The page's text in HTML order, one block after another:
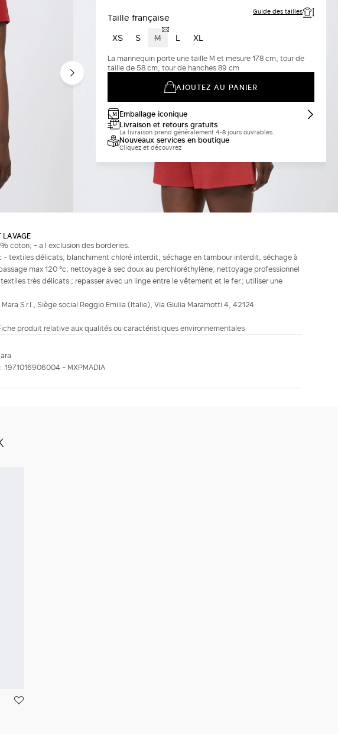
Taille française Guide des tailles
XS S M L XL
La mannequin porte une taille M et mesure 178 cm, tour de
taille de 58 cm, tour de hanches 89 cm
AJOUTEZ AU PANIER
Emballage iconique
Livraison et retours gratuits
La livraison prend généralement 4-8 jours ouvrables.
Nouveaux services en boutique
Cliquez et découvrez
LAVAGE
coton; - a l exclusion des borderies.
- textiles délicats; blanchiment chloré interdit; séchage en tambour interdit; séchage à
max 120 °c; nettoyage à sec doux au perchloréthylène; nettoyage professionnel
très délicats.; repasser avec un linge entre le vêtement et le fer.; utiliser une
S.r.l., Siège social Reggio Emilia (Italie), Via Giulia Maramotti 4, 42124
produit relative aux qualités ou caractéristiques environnementales
1971016906004 - MXPMADIA